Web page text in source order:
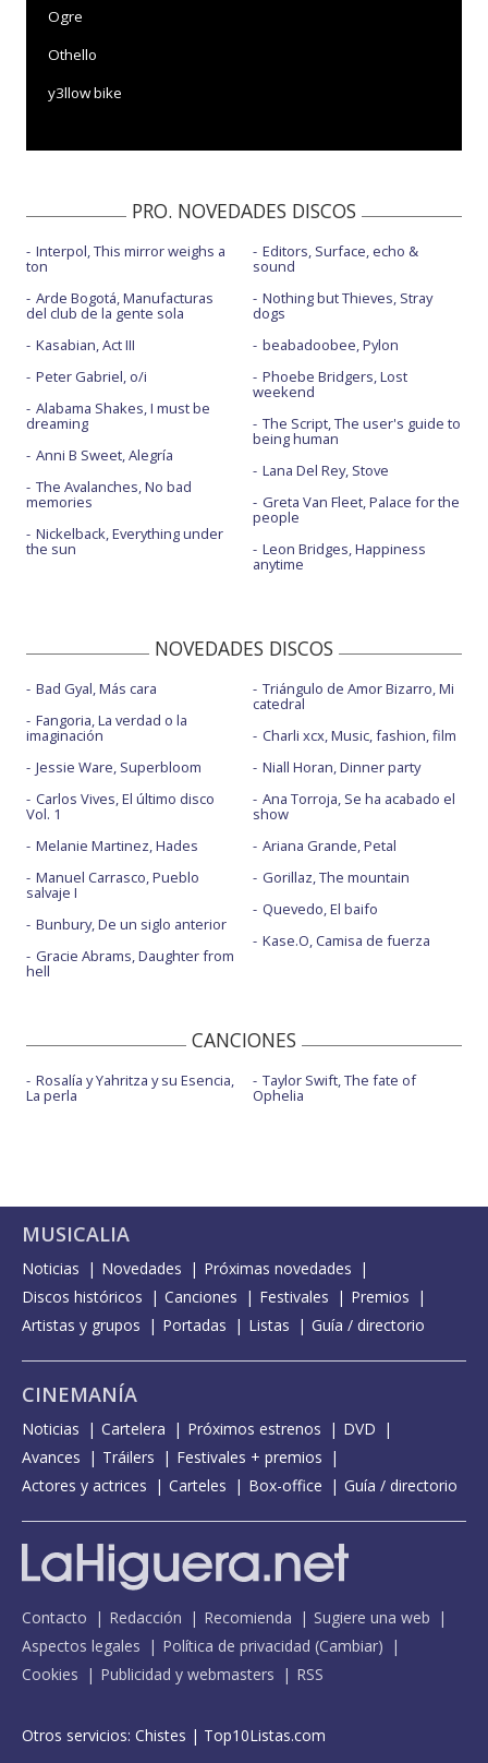
Ogre
Othello
y3llow bike
PRO. NOVEDADES DISCOS
Interpol, This mirror weighs a
ton
Arde Bogotá, Manufacturas
del club de la gente sola
Kasabian, Act III
Peter Gabriel, o/i
Alabama Shakes, I must be
dreaming
Anni B Sweet, Alegría
The Avalanches, No bad
memories
Nickelback, Everything under
the sun
Editors, Surface, echo &
sound
Nothing but Thieves, Stray
dogs
beabadoobee, Pylon
Phoebe Bridgers, Lost
weekend
The Script, The user's guide to
being human
Lana Del Rey, Stove
Greta Van Fleet, Palace for the
people
Leon Bridges, Happiness
anytime
NOVEDADES DISCOS
Bad Gyal, Más cara
Fangoria, La verdad o la
imaginación
Jessie Ware, Superbloom
Carlos Vives, El último disco
Vol. 1
Melanie Martinez, Hades
Manuel Carrasco, Pueblo
salvaje I
Bunbury, De un siglo anterior
Gracie Abrams, Daughter from
hell
Triángulo de Amor Bizarro, Mi
catedral
Charli xcx, Music, fashion, film
Niall Horan, Dinner party
Ana Torroja, Se ha acabado el
show
Ariana Grande, Petal
Gorillaz, The mountain
Quevedo, El baifo
Kase.O, Camisa de fuerza
CANCIONES
Rosalía y Yahritza y su Esencia,
La perla
Taylor Swift, The fate of
Ophelia
MUSICALIA
Noticias Novedades
Próximas novedades
Discos históricos
Canciones Festivales
Premios
Artistas y grupos
Portadas Listas Guía / directorio
CINEMANÍA
Noticias Cartelera Próximos estrenos
DVD
Avances
Tráilers
Festivales + premios
Actores y actrices
Carteles Box-office Guía / directorio
Contacto Redacción Recomienda
Sugiere una web
Aspectos legales
Política de privacidad (Cambiar)
Cookies
Publicidad y webmasters RSS
Otros servicios: Chistes | Top10Listas.com